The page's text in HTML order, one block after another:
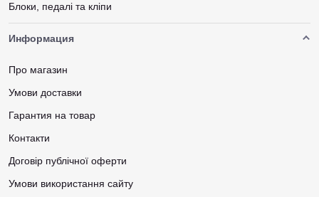
Блоки, педалі та кліпи
Информация
Про магазин
Умови доставки
Гарантия на товар
Контакти
Договір публічної оферти
Умови використання сайту